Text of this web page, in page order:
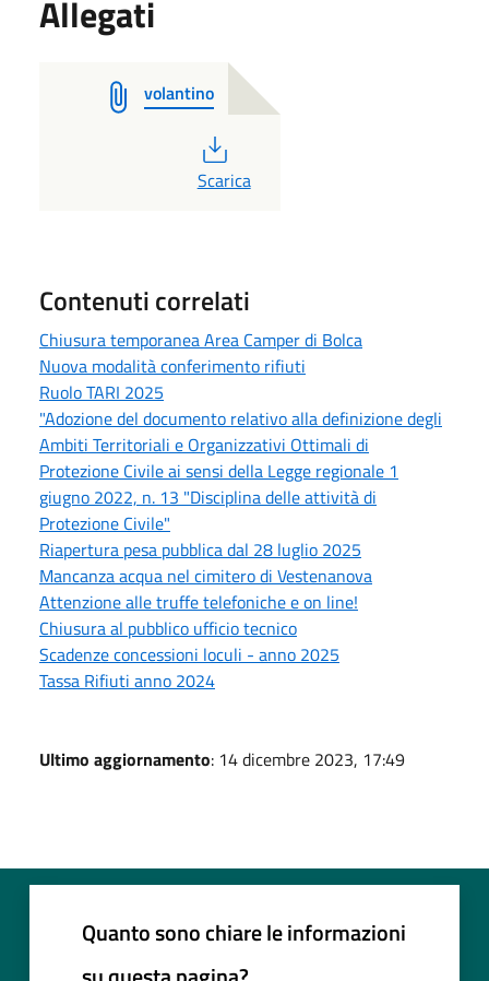
Allegati
volantino
PDF
Scarica
Contenuti correlati
Chiusura temporanea Area Camper di Bolca
Nuova modalità conferimento rifiuti
Ruolo TARI 2025
"Adozione del documento relativo alla definizione degli
Ambiti Territoriali e Organizzativi Ottimali di
Protezione Civile ai sensi della Legge regionale 1
giugno 2022, n. 13 "Disciplina delle attività di
Protezione Civile"
Riapertura pesa pubblica dal 28 luglio 2025
Mancanza acqua nel cimitero di Vestenanova
Attenzione alle truffe telefoniche e on line!
Chiusura al pubblico ufficio tecnico
Scadenze concessioni loculi - anno 2025
Tassa Rifiuti anno 2024
Ultimo aggiornamento: 14 dicembre 2023, 17:49
Quanto sono chiare le informazioni